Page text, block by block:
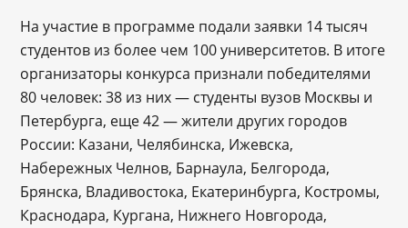
На участие в программе подали заявки 14 тысяч
студентов из более чем 100 университетов. В итоге
организаторы конкурса признали победителями
80 человек: 38 из них — студенты вузов Москвы и
Петербурга, еще 42 — жители других городов
России: Казани, Челябинска, Ижевска,
Набережных Челнов, Барнаула, Белгорода,
Брянска, Владивостока, Екатеринбурга, Костромы,
Краснодара, Кургана, Нижнего Новгорода,